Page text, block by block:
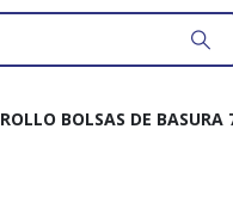
ROLLO BOLSAS DE